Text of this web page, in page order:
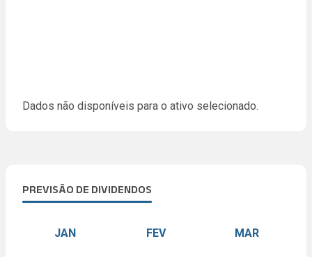
Dados não disponíveis para o ativo selecionado.
PREVISÃO DE DIVIDENDOS
JAN FEV MAR